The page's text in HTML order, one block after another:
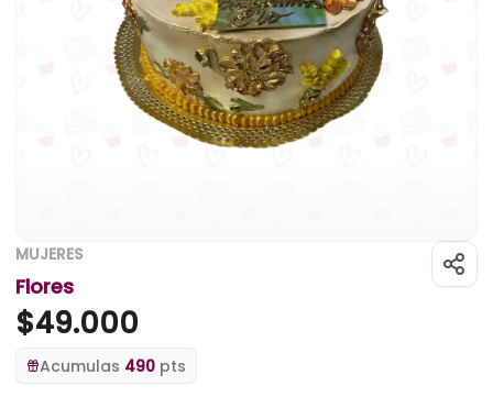
MUJERES
Flores
$49.000
Acumulas 490 pts